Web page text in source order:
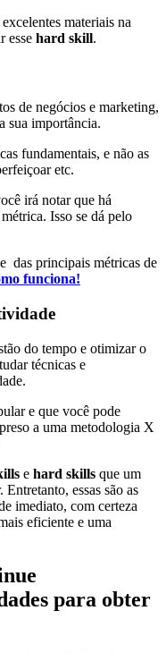
materiais na
esse hard skill.
de negócios e marketing,
sua importância.
fundamentais, e não as
etc.
irá notar que há
Isso se dá pelo
das principais métricas de
funciona!
do tempo e otimizar o
técnicas e
e que você pode
a uma metodologia X
e hard skills que um
essas são as
imediato, com certeza
eficiente e uma
para obter